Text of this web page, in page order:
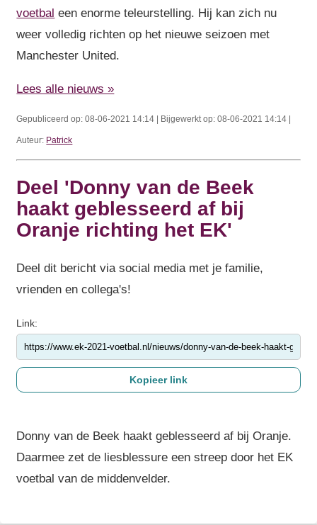
voetbal een enorme teleurstelling. Hij kan zich nu
weer volledig richten op het nieuwe seizoen met
Manchester United.
Lees alle nieuws »
Gepubliceerd op: 08-06-2021 14:14 | Bijgewerkt op: 08-06-2021 14:14 |
Auteur: Patrick
Deel 'Donny van de Beek
haakt geblesseerd af bij
Oranje richting het EK'
Deel dit bericht via social media met je familie,
vrienden en collega's!
Link:
Donny van de Beek haakt geblesseerd af bij Oranje.
Daarmee zet de liesblessure een streep door het EK
voetbal van de middenvelder.